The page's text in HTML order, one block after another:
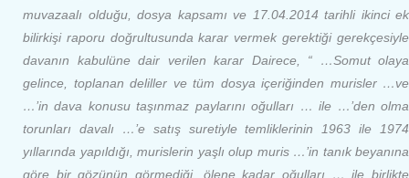
muvazaalı olduğu, dosya kapsamı ve 17.04.2014 tarihli ikinci ek
bilirkişi raporu doğrultusunda karar vermek gerektiği gerekçesiyle
davanın kabulüne dair verilen karar Dairece, “ …Somut olaya
gelince, toplanan deliller ve tüm dosya içeriğinden murisler …ve
…’in dava konusu taşınmaz paylarını oğulları … ile …’den olma
torunları davalı …’e satış suretiyle temliklerinin 1963 ile 1974
yıllarında yapıldığı, murislerin yaşlı olup muris …’in tanık beyanına
göre bir gözünün görmediği, ölene kadar oğulları … ile birlikte